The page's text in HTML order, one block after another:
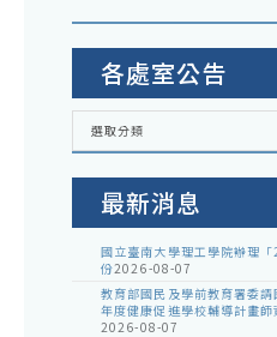
各處室公告
各
室
選取分類
最新消息
國立臺南大學理工學院辦理
份2026-08-07
教育部國民及學前教育署委
年度健康促進學校輔導計畫
2026-08-07